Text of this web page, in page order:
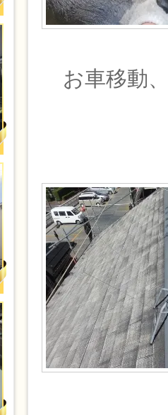
お車移動